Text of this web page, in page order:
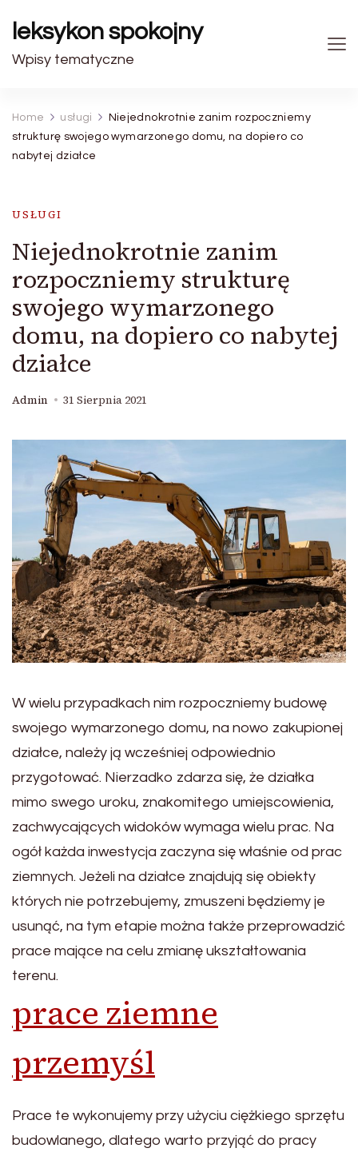
leksykon spokojny
Wpisy tematyczne
Home usługi
Niejednokrotnie zanim rozpoczniemy
strukturę swojego wymarzonego domu, na dopiero co
nabytej działce
USŁUGI
Niejednokrotnie zanim
rozpoczniemy strukturę
swojego wymarzonego
domu, na dopiero co nabytej
działce
Admin 31 Sierpnia 2021
W wielu przypadkach nim rozpoczniemy budowę
swojego wymarzonego domu, na nowo zakupionej
działce, należy ją wcześniej odpowiednio
przygotować. Nierzadko zdarza się, że działka
mimo swego uroku, znakomitego umiejscowienia,
zachwycających widoków wymaga wielu prac. Na
ogół każda inwestycja zaczyna się właśnie od prac
ziemnych. Jeżeli na działce znajdują się obiekty
których nie potrzebujemy, zmuszeni będziemy je
usunąć, na tym etapie można także przeprowadzić
prace mające na celu zmianę ukształtowania
terenu.
prace ziemne
przemyśl
Prace te wykonujemy przy użyciu ciężkiego sprzętu
budowlanego, dlatego warto przyjąć do pracy